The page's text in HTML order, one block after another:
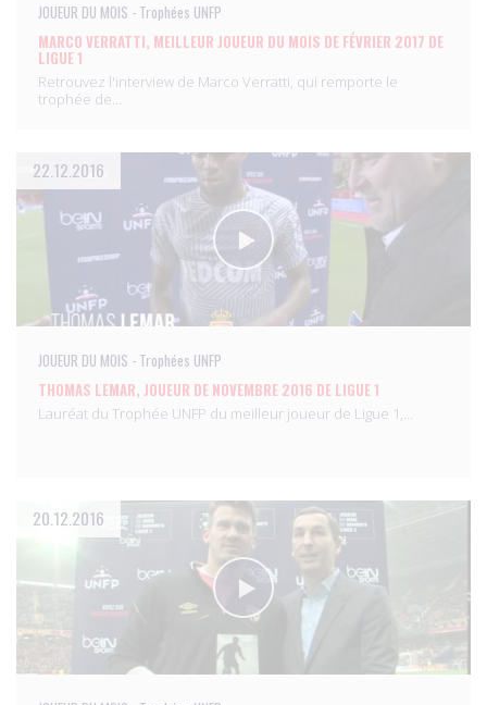
JOUEUR DU MOIS - Trophées UNFP
MARCO VERRATTI, MEILLEUR JOUEUR DU MOIS DE FÉVRIER 2017 DE
LIGUE 1
Retrouvez l'interview de Marco Verratti, qui remporte le
trophée de…
22.12.2016
JOUEUR DU MOIS - Trophées UNFP
THOMAS LEMAR, JOUEUR DE NOVEMBRE 2016 DE LIGUE 1
Lauréat du Trophée UNFP du meilleur joueur de Ligue 1,…
20.12.2016